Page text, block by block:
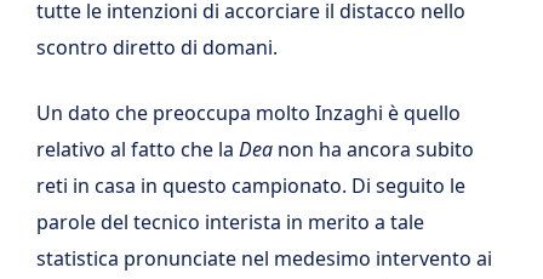
tutte le intenzioni di accorciare il distacco nello
scontro diretto di domani.
Un dato che preoccupa molto Inzaghi è quello
relativo al fatto che la Dea non ha ancora subito
reti in casa in questo campionato. Di seguito le
parole del tecnico interista in merito a tale
statistica pronunciate nel medesimo intervento ai